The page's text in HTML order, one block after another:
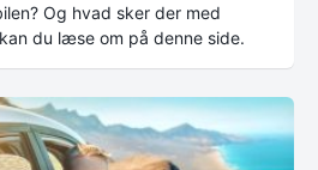
Og hvad sker der med
du læse om på denne side.